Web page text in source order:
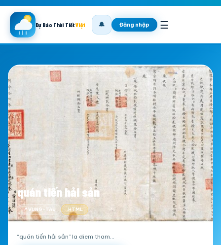
Dự Báo Thời TiếtViệt 🔔 Đăng nhập ☰
quán tiến hải sản
📍 VUNG-TAU .HTML
“quán tiến hải sản” la diem tham…